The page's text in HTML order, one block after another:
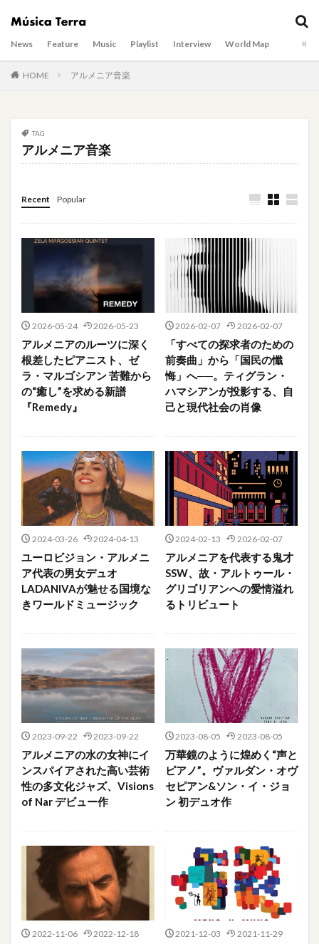
News Feature Music Playlist Interview World Map
HOME アルメニア音楽
TAG
アルメニア音楽
Recent Popular
2026-05-24 2026-05-23
アルメニアのルーツに深く
根差したピアニスト、ゼ
ラ・マルゴシアン 苦難から
の“癒し”を求める新譜
『Remedy』
2026-02-07 2026-02-07
「すべての探求者のための
前奏曲」から「国民の懺
悔」へ──。ティグラン・
ハマシアンが投影する、自
己と現代社会の肖像
2024-03-26 2024-04-13
ユーロビジョン・アルメニ
ア代表の男女デュオ
LADANIVAが魅せる国境な
きワールドミュージック
2024-02-13 2026-02-07
アルメニアを代表する鬼才
SSW、故・アルトゥール・
グリゴリアンへの愛情溢れ
るトリビュート
2023-09-22 2023-09-22
アルメニアの水の女神にイ
ンスパイアされた高い芸術
性の多文化ジャズ、Visions
of Nar デビュー作
2023-08-05 2023-08-05
万華鏡のように煌めく“声と
ピアノ”。ヴァルダン・オヴ
セピアン&ソン・イ・ジョ
ン 初デュオ作
2022-11-06 2022-12-18 2021-12-03 2021-11-29